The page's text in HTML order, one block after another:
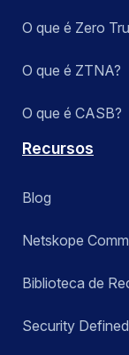
O que é Zero
O que é ZTNA?
O que é CASB?
Recursos
Blog
Netskope
Biblioteca de
Security Defined